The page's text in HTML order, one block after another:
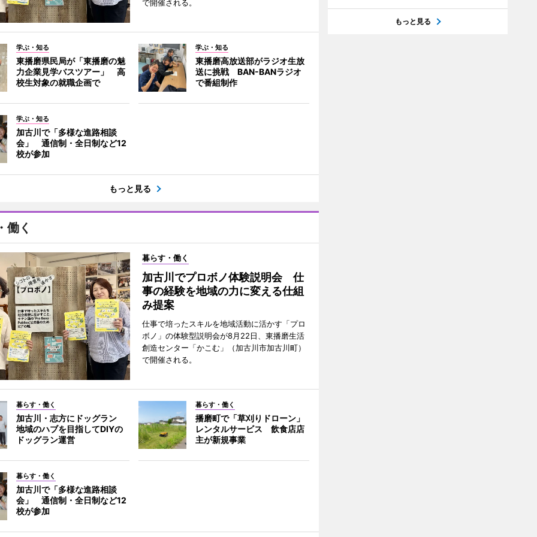
で開催される。
学ぶ・知る
東播磨県民局が「東播磨の魅
力企業見学バスツアー」 高
校生対象の就職企画で
学ぶ・知る
東播磨高放送部がラジオ生放
送に挑戦 BAN-BANラジオ
で番組制作
学ぶ・知る
加古川で「多様な進路相談
会」 通信制・全日制など12
校が参加
もっと見る
働く
暮らす・働く
加古川でプロボノ体験説明会 仕
事の経験を地域の力に変える仕組
み提案
仕事で培ったスキルを地域活動に活かす「プロ
ボノ」の体験型説明会が8月22日、東播磨生活
創造センター「かこむ」（加古川市加古川町）
で開催される。
暮らす・働く
加古川・志方にドッグラン
地域のハブを目指してDIYの
ドッグラン運営
暮らす・働く
播磨町で「草刈りドローン」
レンタルサービス 飲食店店
主が新規事業
暮らす・働く
加古川で「多様な進路相談
会」 通信制・全日制など12
校が参加
もっと見る